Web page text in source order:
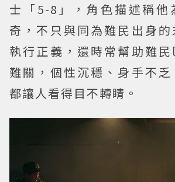
士「5-8」，角色描述稱他
奇，不只與同為難民出身
執行正義，還時常幫助難
難關，個性沉穩、身手不
都讓人看得目不轉睛。